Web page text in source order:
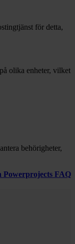
för detta,
olika enheter, vilket
behörigheter,
Powerprojects FAQ